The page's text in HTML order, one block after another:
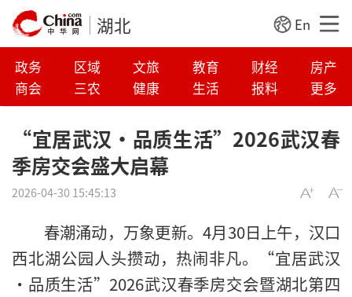
湖北 En
政务 区域 文旅 教育 财经
房产
商会
三农 健康 生活 报料 更多
“宜居武汉·品质生活”2026武汉春
季房交会盛大启幕
2026-04-30 15:45:13
春潮涌动，万象更新。4月30日上午，汉口
西北湖公园人头攒动，热闹非凡。“宜居武汉
·品质生活”2026武汉春季房交会暨湖北第四